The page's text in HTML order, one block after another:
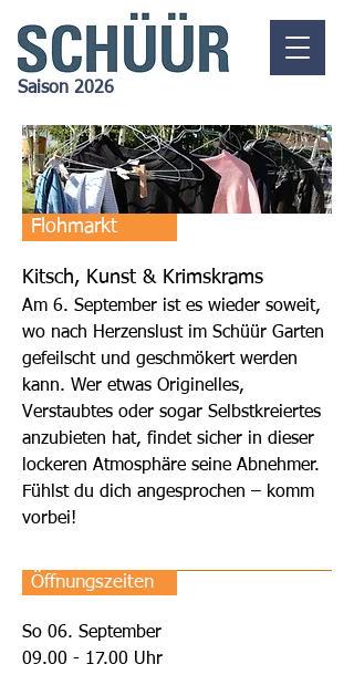
Saison 2026
Flohmarkt
Kitsch, Kunst & Krimskrams
Am 6. September ist es wieder soweit,
wo nach Herzenslust im Schüür Garten
gefeilscht und geschmökert werden
kann. Wer etwas Originelles,
Verstaubtes oder sogar Selbstkreiertes
anzubieten hat, findet sicher in dieser
lockeren Atmosphäre seine Abnehmer.
Fühlst du dich angesprochen – komm
vorbei!
Öffnungszeiten
So 06. September
09.00 - 17.00 Uhr